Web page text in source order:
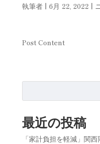
執筆者 | 6月 22, 2022 |
Post Content
最近の投稿
「家計負担を軽減」関